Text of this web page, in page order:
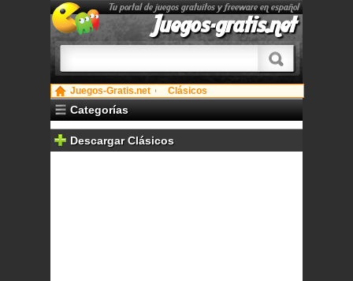
Tu portal de juegos gratuitos y freeware en español
Juegos-gratis.net
Juegos-Gratis.net Clásicos
Categorías
Descargar Clásicos